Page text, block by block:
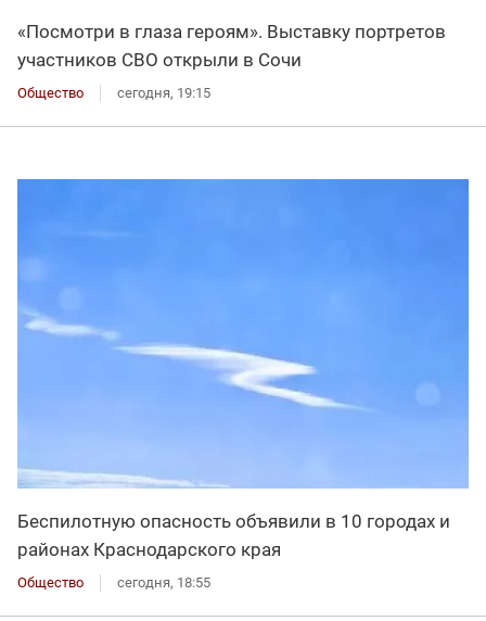
«Посмотри в глаза героям». Выставку портретов
участников СВО открыли в Сочи
Общество сегодня, 19:15
Беспилотную опасность объявили в 10 городах и
районах Краснодарского края
Общество сегодня, 18:55